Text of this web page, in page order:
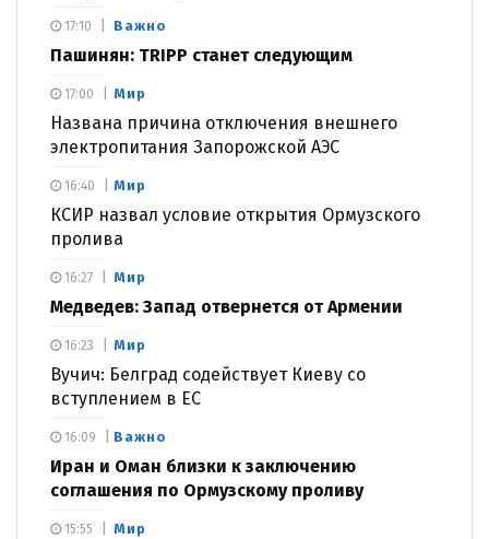
Важно
Пашинян: TRIPP станет следующим
17:10
Мир
Названа причина отключения внешнего
электропитания Запорожской АЭС
17:00
Мир
КСИР назвал условие открытия Ормузского
пролива
16:40
Мир
Медведев: Запад отвернется от Армении
16:27
Мир
Вучич: Белград содействует Киеву со
вступлением в ЕС
16:23
Важно
Иран и Оман близки к заключению
соглашения по Ормузскому проливу
16:09
Мир
15:55